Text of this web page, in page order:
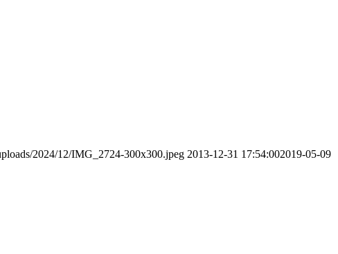
2024/12/IMG_2724-300x300.jpeg 2013-12-31 17:54:002019-05-09